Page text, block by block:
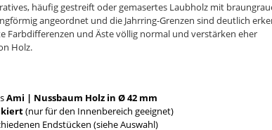
häufig gestreift oder gemasertes Laubholz mit
angeordnet und die Jahrring-Grenzen sind deutlich
Farbdifferenzen und Äste völlig normal und verstärken eher
Holz.
Ami | Nussbaum Holz in Ø 42 mm
(nur für den Innenbereich geeignet)
Endstücken (siehe Auswahl)